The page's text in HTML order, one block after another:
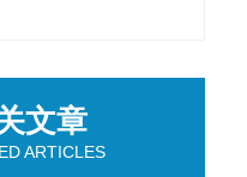
文章
ARTICLES